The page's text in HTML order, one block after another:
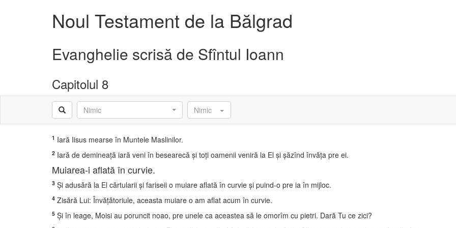
Noul Testament de la Bălgrad
Evanghelie scrisă de Sfîntul Ioann
Capitolul 8
Nimic Nimic
1 Iară Iisus mearse în Muntele Maslinilor.
2 Iară de demineaţă iară veni în besearecă şi toţi oamenii veniră la El şi şăzînd învăţa pre ei.
Muiarea-i aflată în curvie.
3 Şi adusără la El cărtularii şi fariseii o muiare aflată în curvie şi puind-o pre ia în mijloc.
4 Zisără Lui: Învăţătoriule, aceasta muiare o am aflat acum în curvie.
5 Şi în leage, Moisi au poruncit noao, pre unele ca aceastea să le omorîm cu pietri. Dară Tu ce zici?